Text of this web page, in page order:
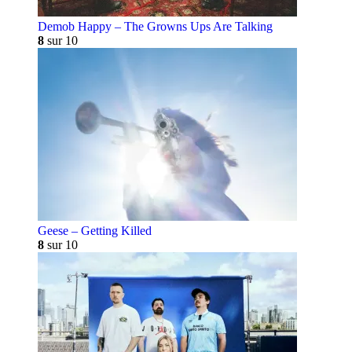
Demob Happy – The Growns Ups Are Talking
8 sur 10
Geese – Getting Killed
8 sur 10